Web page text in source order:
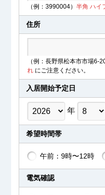
（例：3990004）半角 ハイ
住所
（例：長野県松本市市場6-
れ にご注意ください。
入居開始予定日
年
希望時間帯
午前：9時〜12時
電気確認